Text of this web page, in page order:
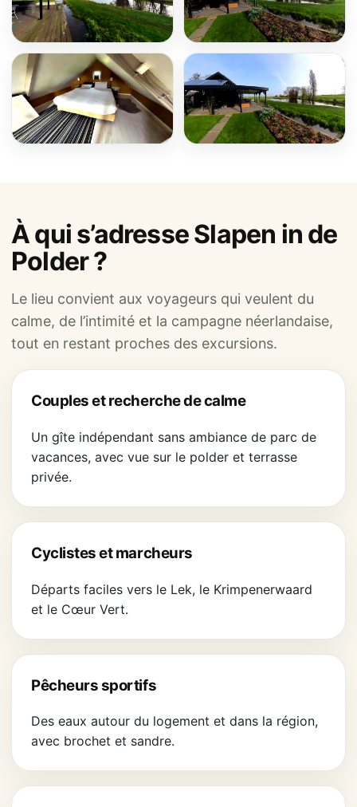
À qui s’adresse Slapen in de
Polder ?
Le lieu convient aux voyageurs qui veulent du
calme, de l’intimité et la campagne néerlandaise,
tout en restant proches des excursions.
Couples et recherche de calme
Un gîte indépendant sans ambiance de parc de
vacances, avec vue sur le polder et terrasse
privée.
Cyclistes et marcheurs
Départs faciles vers le Lek, le Krimpenerwaard
et le Cœur Vert.
Pêcheurs sportifs
Des eaux autour du logement et dans la région,
avec brochet et sandre.